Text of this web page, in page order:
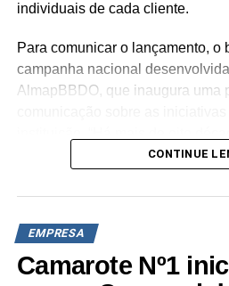
individuais de cada cliente.
Para comunicar o lançamento, o
campanha nacional
AlmapBBDO, que inaugura uma
junto com os brasileiros,
história: usamos a inteligência
excelente habilitadora, mas o
sendo o relacionamento humano
CONTINUE
EMPRESA
Camarote Nº1